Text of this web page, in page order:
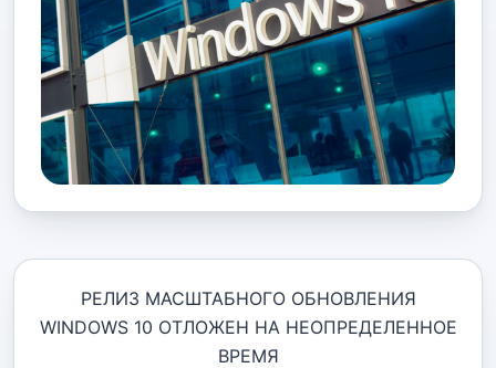
РЕЛИЗ МАСШТАБНОГО ОБНОВЛЕНИЯ
WINDOWS 10 ОТЛОЖЕН НА НЕОПРЕДЕЛЕННОЕ
ВРЕМЯ